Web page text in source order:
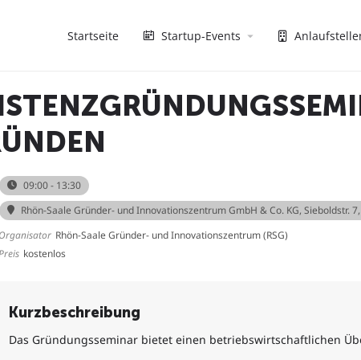
Startseite Startup-Events
09:00 - 13:30
Rhön-Saale Gründer- und Innovationszentrum GmbH & Co. KG, Sieboldstr.
Organisator Rhön-Saale Gründer- und Innovationszentrum (RSG)
kostenlos
Kurzbeschreibung
Das Gründungsseminar bietet einen betriebswirtschaftlichen